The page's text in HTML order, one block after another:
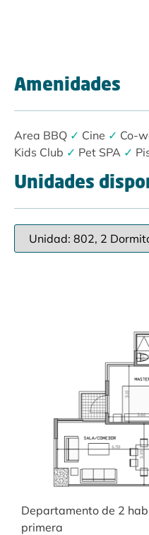
Amenidades
Area BBQ ✓ Cine ✓ Co-
Kids Club ✓ Pet SPA ✓
Unidades
Departamento de 2
primera